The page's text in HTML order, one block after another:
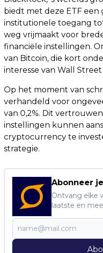
biedt met deze ETF
institutionele toegang
weg vrijmaakt voor
financiële instellingen.
van Bitcoin, die kort
interesse van Wall
Op het moment van
verhandeld voor
van 0,2%. Dit
instellingen kunnen
cryptocurrency te
strategie.
Abonneer
Ontvang elke
laatste en